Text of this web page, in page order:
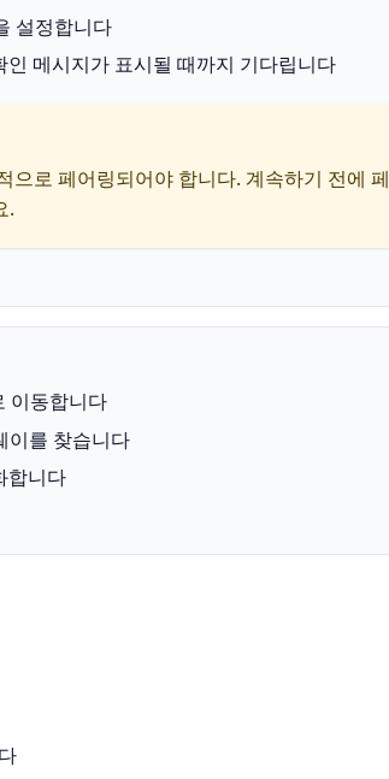
설정합니다
메시지가 표시될 때까지 기다립니다
으로 페어링되어야 합니다. 계속하기 전에 페
.
이동합니다
이를 찾습니다
합니다